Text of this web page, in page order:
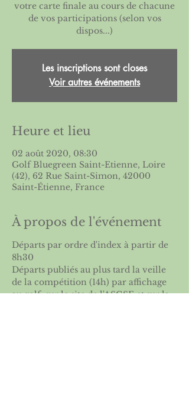
votre carte finale au cours de chacune
de vos participations (selon vos
dispos...)
Les inscriptions sont closes
Voir autres événements
Heure et lieu
02 août 2020, 08:30
Golf Bluegreen Saint-Etienne, Loire
(42), 62 Rue Saint-Simon, 42000
Saint-Étienne, France
À propos de l'événement
Départs par ordre d'index à partir de
8h30
Départs publiés au plus tard la veille
de la compétition (14h) par affichage
au golf, sur le site de l'ASGSE et sur la